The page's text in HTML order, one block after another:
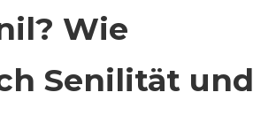
Wie
Senilität und